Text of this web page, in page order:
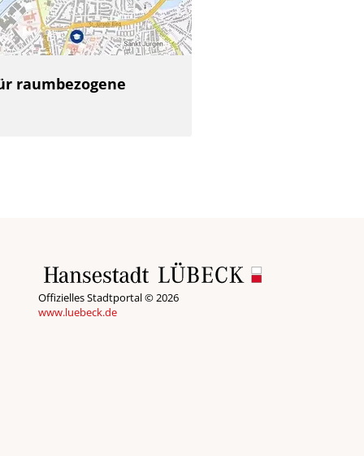
raumbezogene
Offizielles Stadtportal © 2026
www.luebeck.de